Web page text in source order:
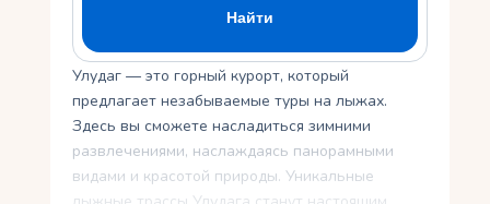
Улудаг — это горный курорт, который
предлагает незабываемые туры на лыжах.
Здесь вы сможете насладиться зимними
развлечениями, наслаждаясь панорамными
видами и красотой природы. Уникальные